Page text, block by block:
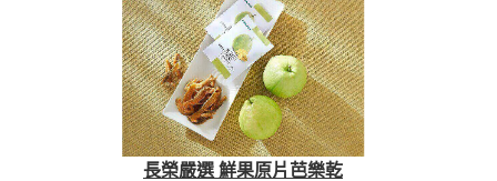
長榮嚴選 鮮果原片芭樂乾